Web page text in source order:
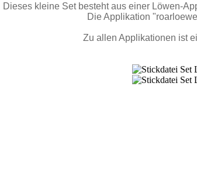
Dieses kleine Set besteht aus einer Löwen-
Die Applikation
Zu allen Applikationen ist